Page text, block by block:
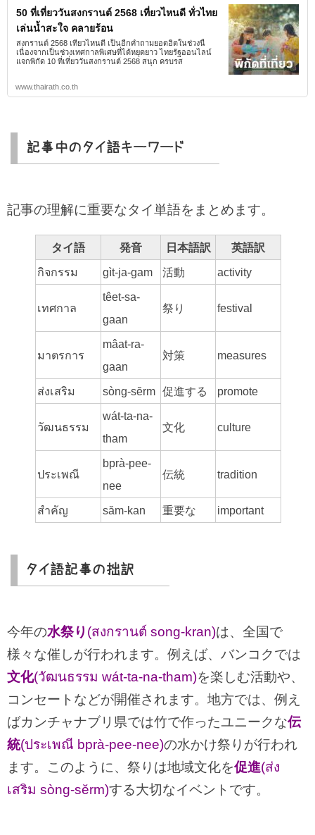
50 ที่เที่ยววันสงกรานต์ 2568 เที่ยวไหนดี ทั่วไทย
เล่นน้ำสะใจ คลายร้อน
สงกรานต์ 2568 เที่ยวไหนดี เป็นอีกคำถามยอดฮิตในช่วงนี้
เนื่องจากเป็นช่วงเทศกาลพิเศษที่ได้หยุดยาว ไทยรัฐออนไลน์
แจกพิกัด 10 ที่เที่ยววันสงกรานต์ 2568 สนุก ครบรส
www.thairath.co.th
記事中のタイ語キーワード
記事の理解に重要なタイ単語をまとめます。
タイ語 発音 日本語訳
英語訳
กิจกรรม
gìt-ja-gam 活動 activity
เทศกาล
têet-sa-
gaan
祭り festival
มาตรการ
mâat-ra-
gaan
対策 measures
ส่งเสริม sòng-sĕrm 促進する promote
วัฒนธรรม
wát-ta-na-
tham
文化 culture
ประเพณี
bprà-pee-
nee
伝統 tradition
สำคัญ săm-kan 重要な important
タイ語記事の拙訳
今年の水祭り (สงกรานต์ song-kran)は、全国で
様々な催しが行われます。例えば、バンコクでは
文化(วัฒนธรรม wát-ta-na-tham)を楽しむ活動や、
コンセートなどが開催されます。地方では、例え
ばカンチャナブリ県では竹で作ったユニークな伝
統(ประเพณี bprà-pee-nee)の水かけ祭りが行われ
ます。このように、祭りは地域文化を促進(ส่ง
เสริม sòng-sĕrm)する大切なイベントです。